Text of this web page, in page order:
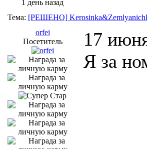
1 день назад
Тема: [РЕШЕНО]
orfei
Посетитель
17
Я за